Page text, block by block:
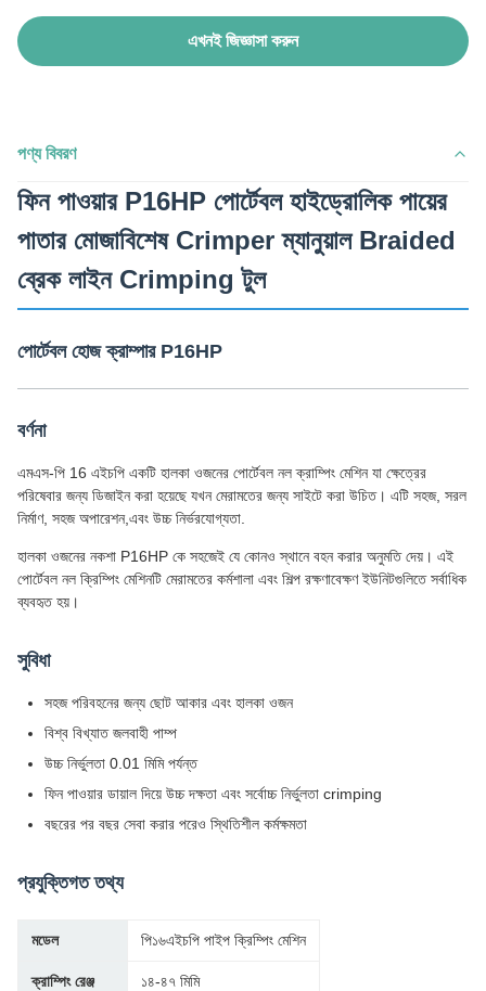
এখনই জিজ্ঞাসা করুন
পণ্য বিবরণ
ফিন পাওয়ার P16HP পোর্টেবল হাইড্রোলিক পায়ের
পাতার মোজাবিশেষ Crimper ম্যানুয়াল Braided
ব্রেক লাইন Crimping টুল
পোর্টেবল হোজ ক্রাম্পার P16HP
বর্ণনা
এমএস-পি 16 এইচপি একটি হালকা ওজনের পোর্টেবল নল ক্রাম্পিং মেশিন যা ক্ষেত্রের
পরিষেবার জন্য ডিজাইন করা হয়েছে যখন মেরামতের জন্য সাইটে করা উচিত। এটি সহজ, সরল
নির্মাণ, সহজ অপারেশন,এবং উচ্চ নির্ভরযোগ্যতা.
হালকা ওজনের নকশা P16HP কে সহজেই যে কোনও স্থানে বহন করার অনুমতি দেয়। এই
পোর্টেবল নল ক্রিম্পিং মেশিনটি মেরামতের কর্মশালা এবং শিল্প রক্ষণাবেক্ষণ ইউনিটগুলিতে সর্বাধিক
ব্যবহৃত হয়।
সুবিধা
সহজ পরিবহনের জন্য ছোট আকার এবং হালকা ওজন
বিশ্ব বিখ্যাত জলবাহী পাম্প
উচ্চ নির্ভুলতা 0.01 মিমি পর্যন্ত
ফিন পাওয়ার ডায়াল দিয়ে উচ্চ দক্ষতা এবং সর্বোচ্চ নির্ভুলতা crimping
বছরের পর বছর সেবা করার পরেও স্থিতিশীল কর্মক্ষমতা
প্রযুক্তিগত তথ্য
মডেল পি১৬এইচপি পাইপ ক্রিম্পিং মেশিন
ক্রাম্পিং রেঞ্জ ১৪-৪৭ মিমি